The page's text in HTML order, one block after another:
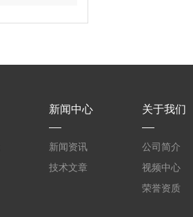
新闻中心
新闻资讯
技术文章
关于我们
公司简介
视频中心
荣誉资质